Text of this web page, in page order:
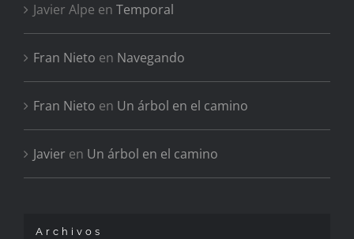
Javier Alpe en Temporal
Fran Nieto en Navegando
Fran Nieto en Un árbol en el camino
Javier en Un árbol en el camino
Archivos